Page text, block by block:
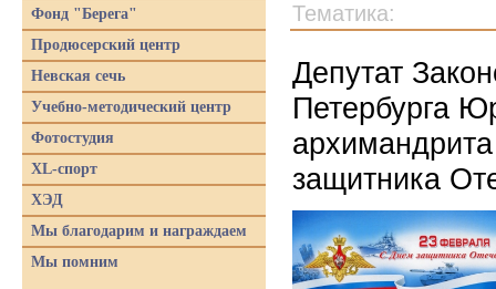
Тематика:
Депутат
Петербурга
защитника
Фонд "Берега"
Продюсерский центр
Невская сечь
Учебно-методический центр
Фотостудия
XL-спорт
ХЭД
Мы благодарим и награждаем
Мы помним